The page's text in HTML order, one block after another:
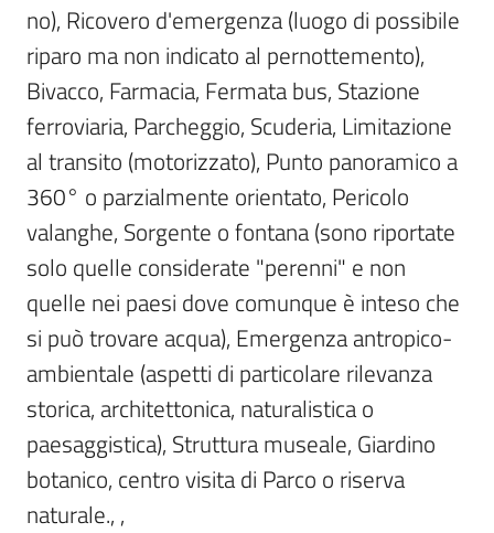
Archivio
cartografico
Seguici
su
no), Ricovero d'emergenza (luogo di possibile
riparo ma non indicato al pernottemento),
Bivacco, Farmacia, Fermata bus, Stazione
ferroviaria, Parcheggio, Scuderia, Limitazione
al transito (motorizzato), Punto panoramico a
360° o parzialmente orientato, Pericolo
valanghe, Sorgente o fontana (sono riportate
solo quelle considerate "perenni" e non
quelle nei paesi dove comunque è inteso che
si può trovare acqua), Emergenza antropico-
ambientale (aspetti di particolare rilevanza
storica, architettonica, naturalistica o
paesaggistica), Struttura museale, Giardino
botanico, centro visita di Parco o riserva
naturale., ,